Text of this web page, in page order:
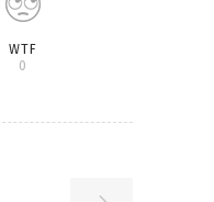
WTF
0